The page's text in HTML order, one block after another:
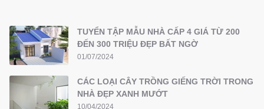
TUYỂN TẬP MẪU NHÀ CẤP 4 GIÁ TỪ 200
ĐẾN 300 TRIỆU ĐẸP BẤT NGỜ
01/07/2024
CÁC LOẠI CÂY TRỒNG GIẾNG TRỜI TRONG
NHÀ ĐẸP XANH MƯỚT
10/04/2024